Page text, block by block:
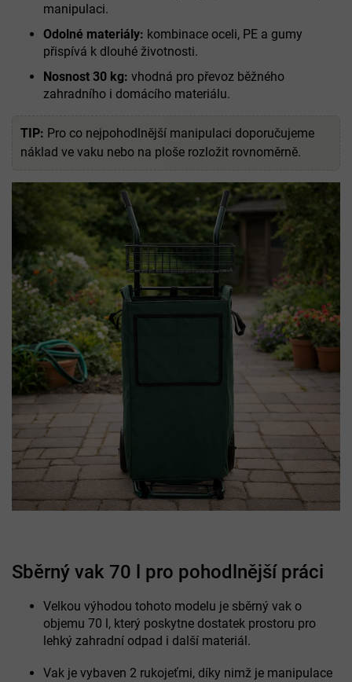
manipulaci.
Odolné materiály: kombinace oceli, PE a gumy
přispívá k dlouhé životnosti.
Nosnost 30 kg: vhodná pro převoz běžného
zahradního i domácího materiálu.
TIP: Pro co nejpohodlnější manipulaci doporučujeme
náklad ve vaku nebo na ploše rozložit rovnoměrně.
Sběrný vak 70 l pro pohodlnější práci
Velkou výhodou tohoto modelu je sběrný vak o
objemu 70 l, který poskytne dostatek prostoru pro
lehký zahradní odpad i další materiál.
Vak je vybaven 2 rukojeťmi, díky nimž je manipulace